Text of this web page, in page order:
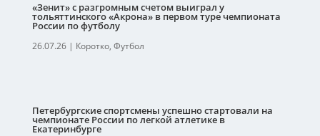
«Зенит» с разгромным счетом выиграл у
тольяттинского «Акрона» в первом туре чемпионата
России по футболу
26.07.26| Коротко, Футбол
Петербургские спортсмены успешно стартовали на
чемпионате России по легкой атлетике в
Екатеринбурге